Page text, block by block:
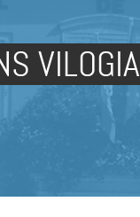
VILOGIA